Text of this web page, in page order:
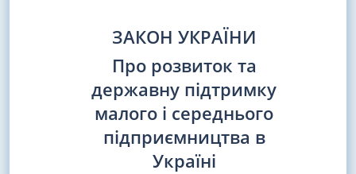
ЗАКОН УКРАЇНИ
Про розвиток та
державну підтримку
малого і середнього
підприємництва в
Україні